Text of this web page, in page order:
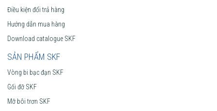
Điều kiện đổi trả hàng
Hướng dẫn mua hàng
Download catalogue SKF
SẢN PHẨM SKF
Vòng bi bạc đạn SKF
Gối đỡ SKF
Mỡ bôi trơn SKF